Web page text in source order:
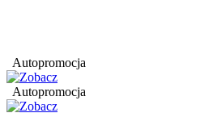
Autopromocja
Autopromocja